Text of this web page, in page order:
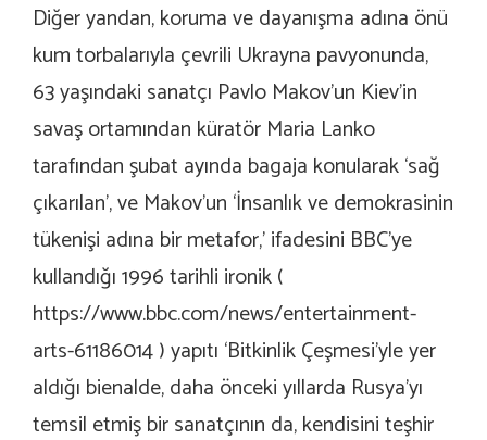
Diğer yandan, koruma ve dayanışma adına önü
kum torbalarıyla çevrili Ukrayna pavyonunda,
63 yaşındaki sanatçı Pavlo Makov’un Kiev’in
savaş ortamından küratör Maria Lanko
tarafından şubat ayında bagaja konularak ‘sağ
çıkarılan’, ve Makov’un ‘İnsanlık ve demokrasinin
tükenişi adına bir metafor,’ifadesini BBC’ye
kullandığı 1996 tarihli ironik (
https://www.bbc.com/news/entertainment-
arts-61186014) yapıtı ‘Bitkinlik Çeşmesi’yle yer
aldığı bienalde, daha önceki yıllarda Rusya’yı
temsil etmiş bir sanatçının da, kendisini teşhir